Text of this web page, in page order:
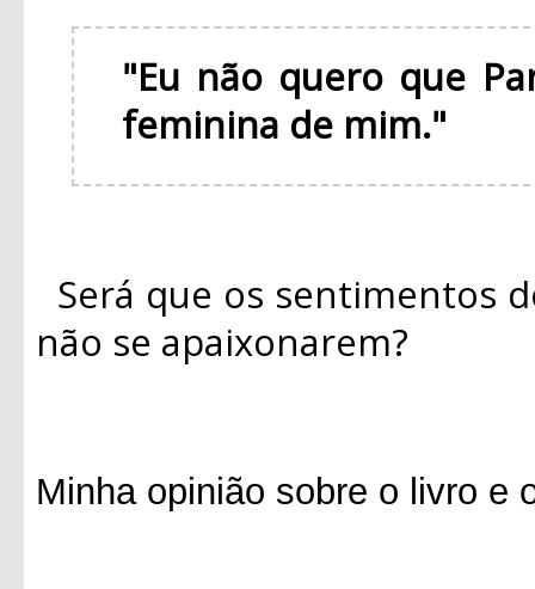
"Eu não quero que
feminina de mim."
Será que os sentimentos
não se apaixonarem?
Minha opinião sobre o livro e